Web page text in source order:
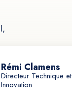
Rémi Clamens
Directeur Technique et
Innovation